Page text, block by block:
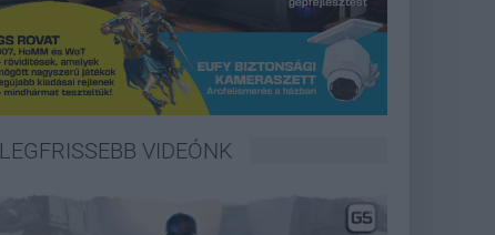
LEGFRISSEBB VIDEÓNK